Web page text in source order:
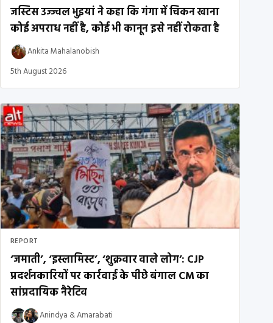
जस्टिस उज्ज्वल भुइयां ने कहा कि गंगा में चिकन खाना
कोई अपराध नहीं है, कोई भी कानून इसे नहीं रोकता है
Ankita Mahalanobish
5th August 2026
REPORT
‘जमाती’, ‘इस्लामिस्ट’, ‘शुक्रवार वाले लोग’: CJP
प्रदर्शनकारियों पर कार्रवाई के पीछे बंगाल CM का
सांप्रदायिक नैरेटिव
Anindya &Amarabati